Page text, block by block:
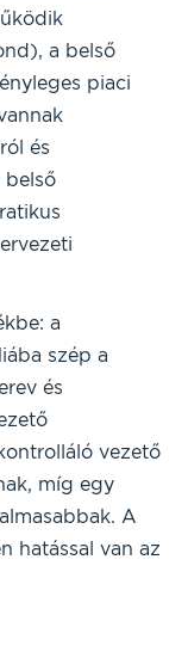
a belső
piaci
és
belső
a
szép a
és
vezető
míg egy
A
hatással van az